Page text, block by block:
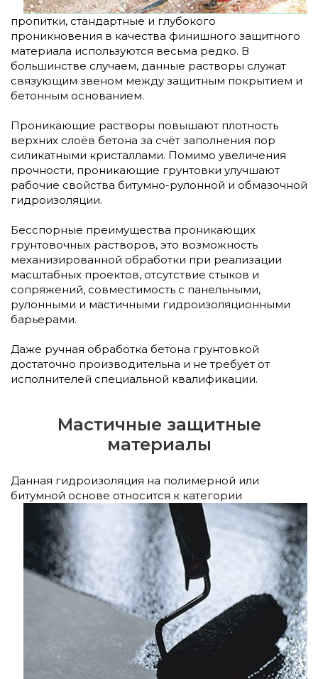
пропитки, стандартные и глубокого
проникновения в качества финишного защитного
материала используются весьма редко. В
большинстве случаем, данные растворы служат
связующим звеном между защитным покрытием и
бетонным основанием.
Проникающие растворы повышают плотность
верхних слоёв бетона за счёт заполнения пор
силикатными кристаллами. Помимо увеличения
прочности, проникающие грунтовки улучшают
рабочие свойства битумно-рулонной и обмазочной
гидроизоляции.
Бесспорные преимущества проникающих
грунтовочных растворов, это возможность
механизированной обработки при реализации
масштабных проектов, отсутствие стыков и
сопряжений, совместимость с панельными,
рулонными и мастичными гидроизоляционными
барьерами.
Даже ручная обработка бетона грунтовкой
достаточно производительна и не требует от
исполнителей специальной квалификации.
Мастичные защитные
материалы
Данная гидроизоляция на полимерной или
битумной основе относится к категории